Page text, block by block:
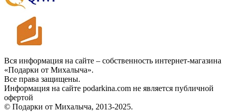
Вся информация на сайте – собственность интернет-магазина
«Подарки от Михалыча».
Все права защищены.
Информация на сайте podarkina.com не является публичной
офертой
© Подарки от Михалыча, 2013-2025.